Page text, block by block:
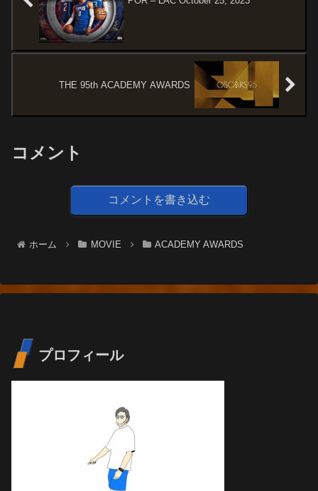
THE 95th ACADEMY AWARDS
コメント
コメントを書き込む
ホーム MOVIE ACADEMY AWARDS
プロフィール